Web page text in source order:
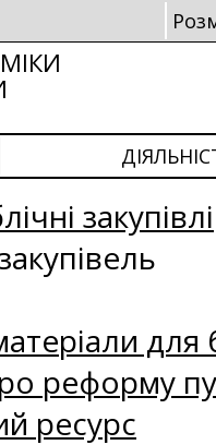
закупівлі
для
реформу
ресурс